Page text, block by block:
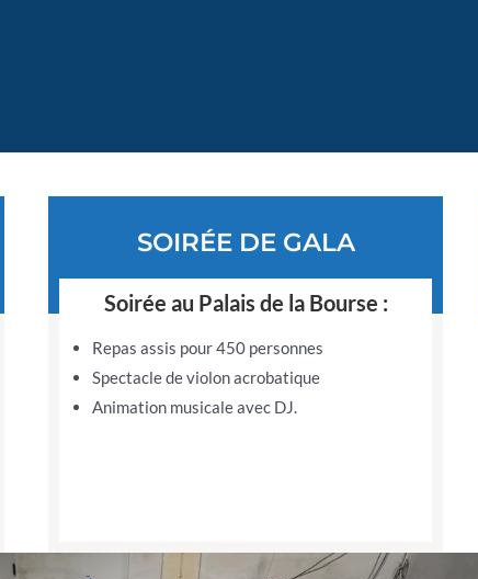
SOIRÉE DE GALA
Soirée au Palais de la Bourse :
Repas assis pour 450 personnes
Spectacle de violon acrobatique
Animation musicale avec DJ.